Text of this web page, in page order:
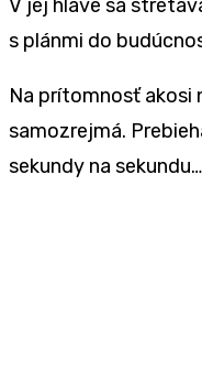
V jej hlave sa
s plánmi do
Na prítomnosť akosi
samozrejmá.
sekundy na sekundu…